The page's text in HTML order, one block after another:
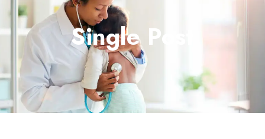
Single Post